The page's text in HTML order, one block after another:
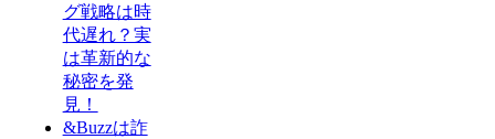
グ戦略は時
代遅れ？実
は革新的な
秘密を発
見！
&Buzzは詐